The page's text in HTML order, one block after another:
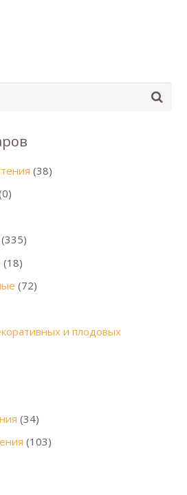
(38)
(335)
(18)
(72)
и плодовых
(34)
(103)